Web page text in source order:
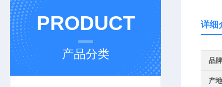
PRODUCT
产品分类
详细
品牌
产地